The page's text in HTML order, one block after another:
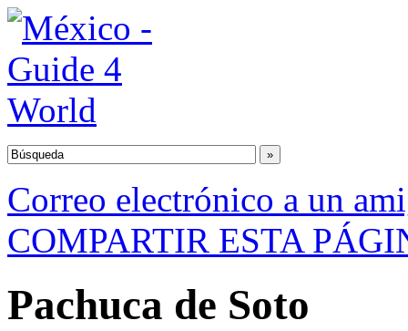
Correo electrónico a un
COMPARTIR ESTA
Pachuca de Soto